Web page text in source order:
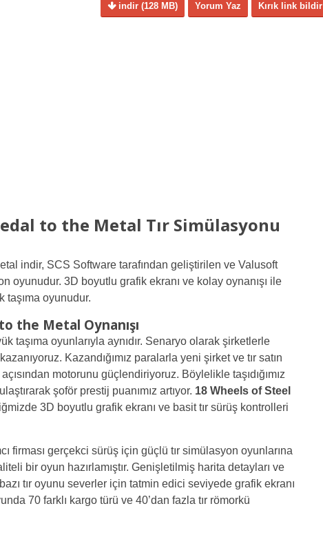
Kırık link bildir
Yorum Yaz
indir (128 MB)
to the Metal Tır Simülasyonu
indir, SCS Software tarafından geliştirilen ve Valusoft
oyunudur. 3D boyutlu grafik ekranı ve kolay oynanışı ile
taşıma oyunudur.
the Metal Oynanışı
taşıma oyunlarıyla aynıdır. Senaryo olarak şirketlerle
Kazandığımız paralarla yeni şirket ve tır satın
açısından motorunu güçlendiriyoruz. Böylelikle taşıdığımız
şoför prestij puanımız artıyor. 18 Wheels of Steel
3D boyutlu grafik ekranı ve basit tır sürüş kontrolleri
firması gerçekci sürüş için güçlü tır simülasyon oyunlarına
bir oyun hazırlamıştır. Genişletilmiş harita detayları ve
tır oyunu severler için tatmin edici seviyede grafik ekranı
70 farklı kargo türü ve 40’dan fazla tır römorkü